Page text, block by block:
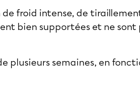
de froid intense, de
bien supportées et ne sont
plusieurs semaines, en